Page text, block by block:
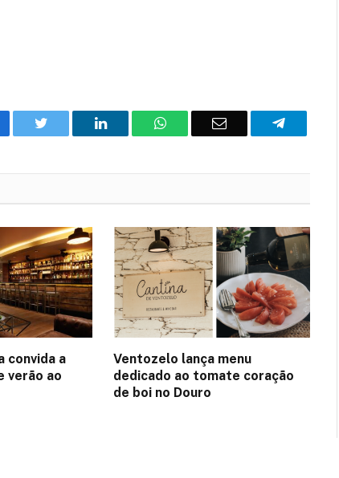
Twitter
O
WhatsAppE-
Telegrama
convida a
verão ao
Ventozelo lança menu
dedicado ao tomate coração
de boi no Douro